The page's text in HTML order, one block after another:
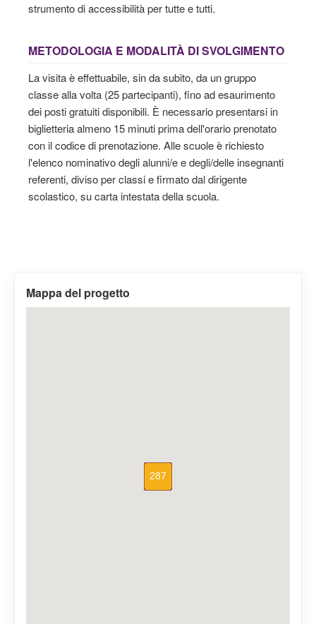
strumento di accessibilità per tutte e tutti.
METODOLOGIA E MODALITÀ DI SVOLGIMENTO
La visita è effettuabile, sin da subito, da un gruppo
classe alla volta (25 partecipanti), fino ad esaurimento
dei posti gratuiti disponibili. È necessario presentarsi in
biglietteria almeno 15 minuti prima dell'orario prenotato
con il codice di prenotazione. Alle scuole è richiesto
l'elenco nominativo degli alunni/e e degli/delle insegnanti
referenti, diviso per classi e firmato dal dirigente
scolastico, su carta intestata della scuola.
Mappa del progetto